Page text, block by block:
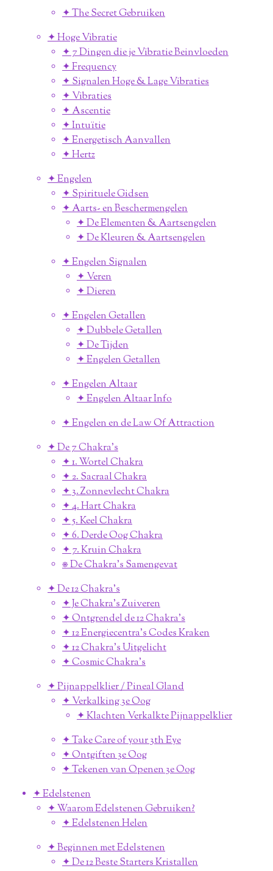
✦ The Secret Gebruiken
✦ Hoge Vibratie
✦ 7 Dingen die je Vibratie Beinvloeden
✦ Frequency
✦ Signalen Hoge & Lage Vibraties
✦ Vibraties
✦ Ascentie
✦ Intuïtie
✦ Energetisch Aanvallen
✦ Hertz
✦ Engelen
✦ Spirituele Gidsen
✦ Aarts- en Beschermengelen
✦ De Elementen & Aartsengelen
✦ De Kleuren & Aartsengelen
✦ Engelen Signalen
✦ Veren
✦ Dieren
✦ Engelen Getallen
✦ Dubbele Getallen
✦ De Tijden
✦ Engelen Getallen
✦ Engelen Altaar
✦ Engelen Altaar Info
✦ Engelen en de Law Of Attraction
✦ De 7 Chakra's
✦ 1. Wortel Chakra
✦ 2. Sacraal Chakra
✦ 3. Zonnevlecht Chakra
✦ 4. Hart Chakra
✦ 5. Keel Chakra
✦ 6. Derde Oog Chakra
✦ 7. Kruin Chakra
⎈ De Chakra's Samengevat
✦ De 12 Chakra's
✦ Je Chakra's Zuiveren
✦ Ontgrendel de 12 Chakra's
✦ 12 Energiecentra's Codes Kraken
✦ 12 Chakra's Uitgelicht
✦ Cosmic Chakra's
✦ Pijnappelklier / Pineal Gland
✦ Verkalking 3e Oog
✦ Klachten Verkalkte Pijnappelklier
✦ Take Care of your 3th Eye
✦ Ontgiften 3e Oog
✦ Tekenen van Openen 3e Oog
✦ Edelstenen
✦ Waarom Edelstenen Gebruiken?
✦ Edelstenen Helen
✦ Beginnen met Edelstenen
✦ De 12 Beste Starters Kristallen